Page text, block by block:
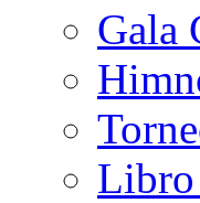
Gala
Libro